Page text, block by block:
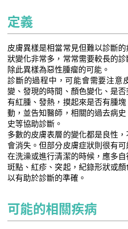
定義
皮膚異樣是相當常見但難以診斷
狀變化非常多，常常需要較長的
除此異樣為惡性腫瘤的可能。
診斷的過程中，可能會需要注意
變、發現的時間、顏色變化、是
有紅腫、發熱，摸起來是否有腫
動，並告知醫師，相關的過去病
史等協助診斷。
多數的皮膚表層的變化都是良性
會消失。但部分皮膚症狀則很有
在洗澡或進行清潔的時候，應多
斑點、紅疹、突起，紀錄形狀或
以有助於診斷的準確。
可能的相關疾病